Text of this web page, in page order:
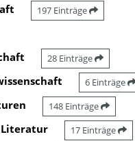
197 Einträge
28 Einträge
6 Einträge
148 Einträge
Literatur 17 Einträge